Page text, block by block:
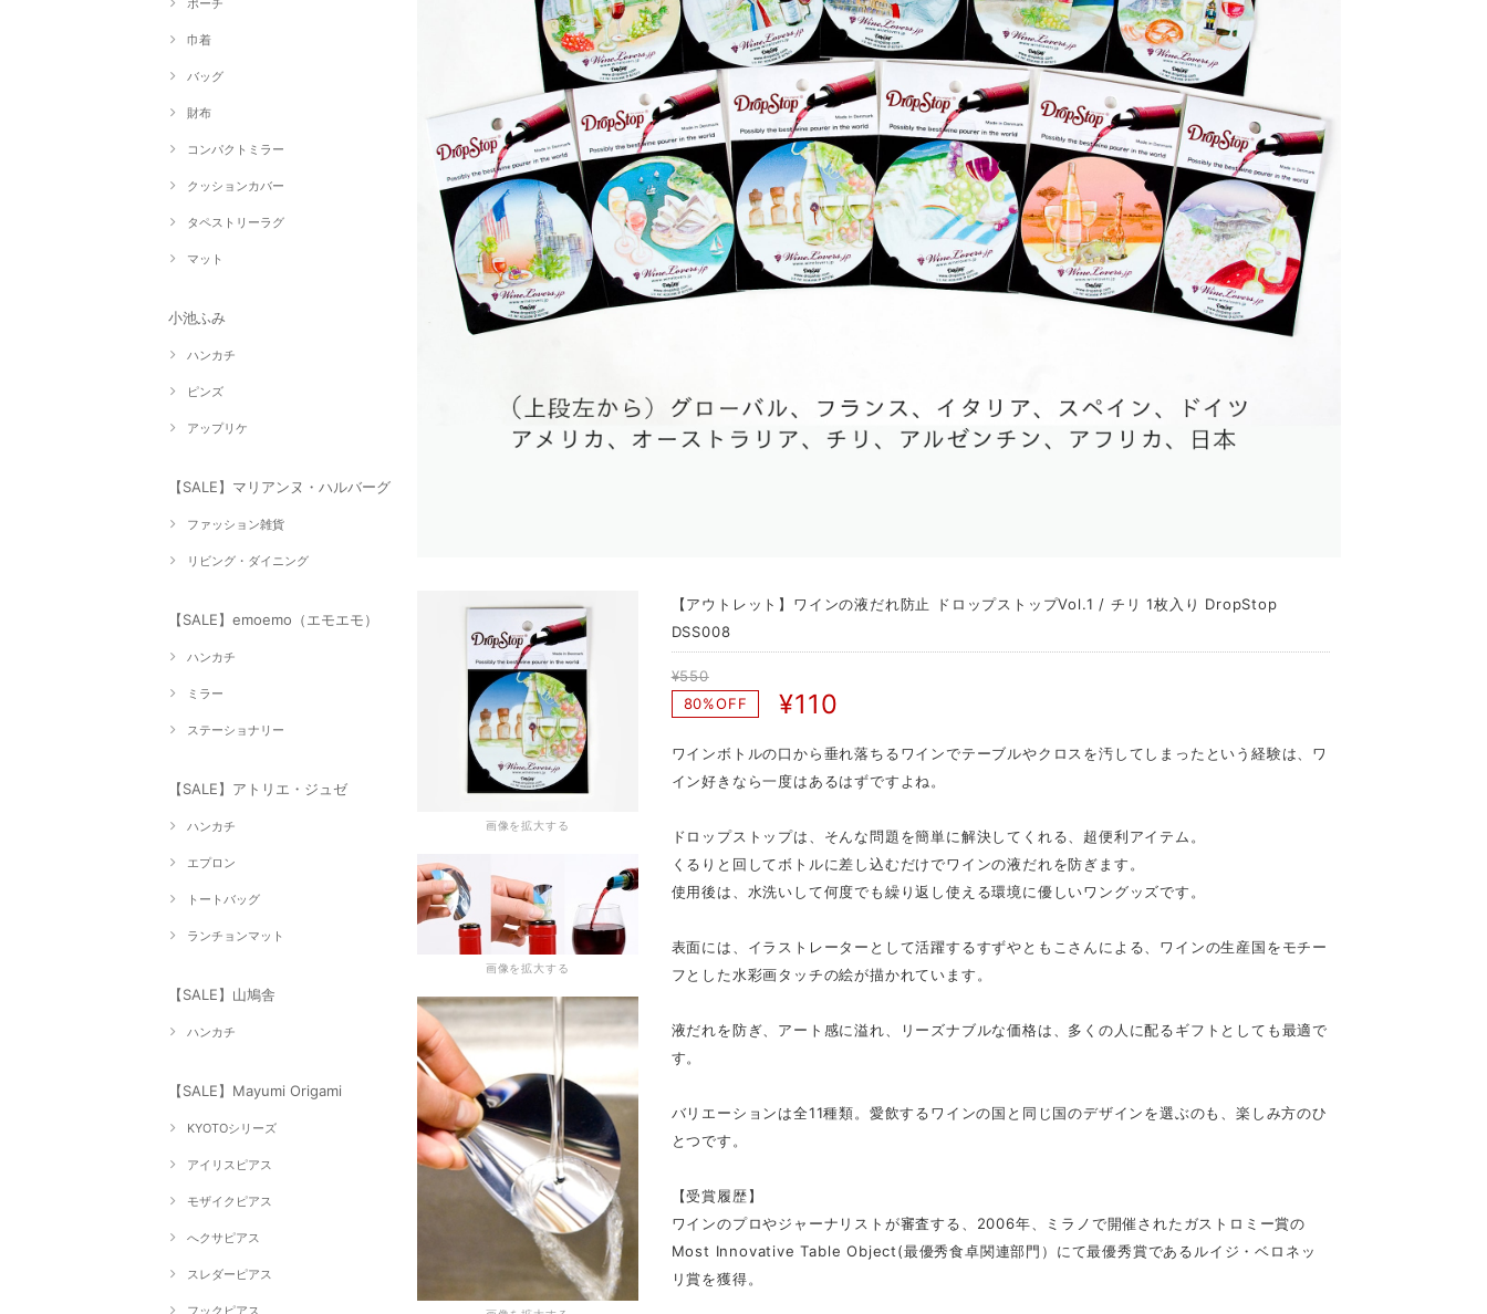
ポーチ
巾着
バッグ
財布
コンパクトミラー
クッションカバー
タペストリーラグ
マット
小池ふみ
ハンカチ
ピンズ
アップリケ
【SALE】マリアンヌ・ハルバーグ
ファッション雑貨
リビング・ダイニング
【SALE】emoemo（エモエモ）
ハンカチ
ミラー
ステーショナリー
【SALE】アトリエ・ジュゼ
ハンカチ
エプロン
トートバッグ
ランチョンマット
【SALE】山鳩舎
ハンカチ
【SALE】Mayumi Origami
KYOTOシリーズ
アイリスピアス
モザイクピアス
へクサピアス
スレダーピアス
画像を拡大する
画像を拡大する
【アウトレット】ワインの液だれ防止 ドロップストップVol.1 / チリ 1枚入り DropStop
DSS008
¥550
80%OFF
¥110
ワインボトルの口から垂れ落ちるワインでテーブルやクロスを汚してしまったという経験は、ワ
イン好きなら一度はあるはずですよね。
ドロップストップは、そんな問題を簡単に解決してくれる、超便利アイテム。
くるりと回してボトルに差し込むだけでワインの液だれを防ぎます。
使用後は、水洗いして何度でも繰り返し使える環境に優しいワングッズです。
表面には、イラストレーターとして活躍するすずやともこさんによる、ワインの生産国をモチー
フとした水彩画タッチの絵が描かれています。
液だれを防ぎ、アート感に溢れ、リーズナブルな価格は、多くの人に配るギフトとしても最適で
す。
バリエーションは全11種類。愛飲するワインの国と同じ国のデザインを選ぶのも、楽しみ方のひ
とつです。
【受賞履歴】
ワインのプロやジャーナリストが審査する、2006年、ミラノで開催されたガストロミー賞の
Most Innovative Table Object(最優秀食卓関連部門）にて最優秀賞であるルイジ・ベロネッ
リ賞を獲得。